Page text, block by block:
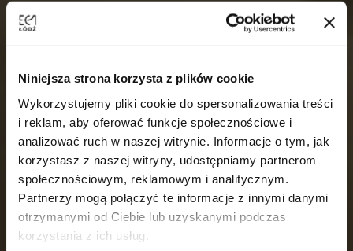
Niniejsza strona korzysta z plików cookie
Wykorzystujemy pliki cookie do spersonalizowania treści
i reklam, aby oferować funkcje społecznościowe i
analizować ruch w naszej witrynie. Informacje o tym, jak
korzystasz z naszej witryny, udostępniamy partnerom
społecznościowym, reklamowym i analitycznym.
Partnerzy mogą połączyć te informacje z innymi danymi
otrzymanymi od Ciebie lub uzyskanymi podczas
korzystania z ich usług.